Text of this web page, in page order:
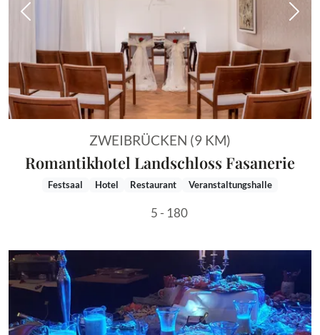
Vorheriges Bild
ZWEIBRÜCKEN (9 KM)
Romantikhotel Landschloss Fasanerie
Festsaal Hotel Restaurant Veranstaltungshalle
5 - 180